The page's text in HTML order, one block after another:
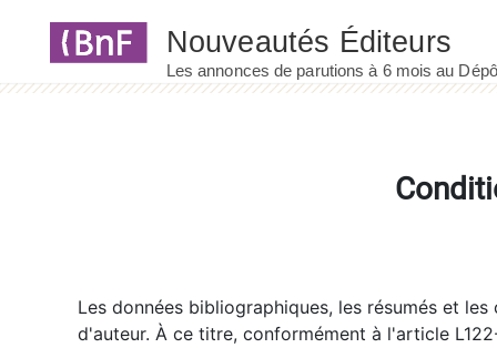
Les données bibliographiques, les résumés et
d'auteur. À ce titre, conformément à l'article